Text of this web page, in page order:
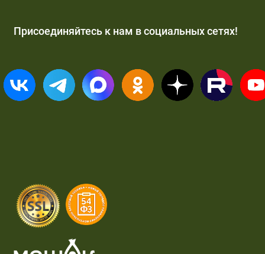
Присоединяйтесь к нам в социальных сетях!